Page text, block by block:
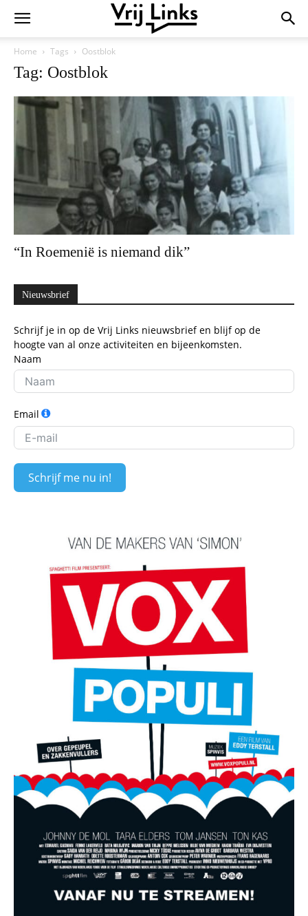
Home Tags Oostblok
Tag: Oostblok
“In Roemenië is niemand dik”
Nieuwsbrief
Schrijf je in op de Vrij Links nieuwsbrief en blijf op de
hoogte van al onze activiteiten en bijeenkomsten.
Naam
Email
Schrijf me nu in!